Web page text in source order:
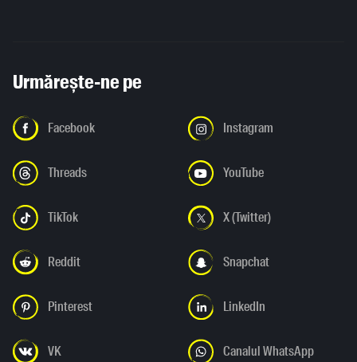
Urmărește-ne pe
Facebook Instagram
Threads YouTube
TikTok X (Twitter)
Reddit Snapchat
Pinterest LinkedIn
VK Canalul WhatsApp